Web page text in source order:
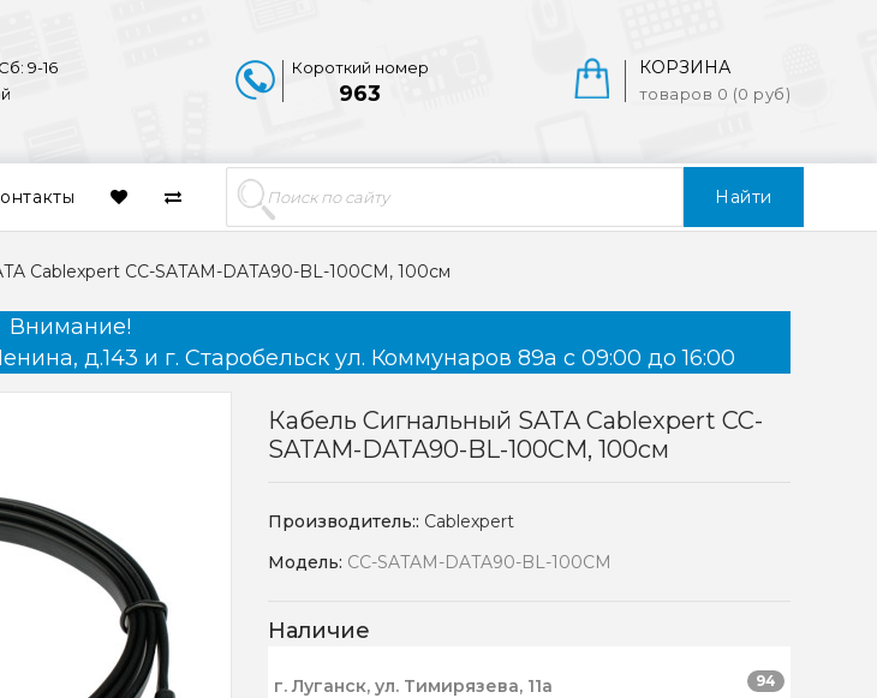
Найти
КОРЗИНА
товаров 0 (0 руб)
Короткий номер
963
9-16
Cablexpert CC-SATAM-DATA90-BL-100CM, 100см
Внимание!
д.143 и г. Старобельск ул. Коммунаров 89а с 09:00 до 16:00
Кабель Сигнальный SATA Cablexpert CC-
SATAM-DATA90-BL-100CM, 100см
Производитель:: Cablexpert
Модель: CC-SATAM-DATA90-BL-100CM
Наличие
г. Луганск, ул. Тимирязева, 11а 94